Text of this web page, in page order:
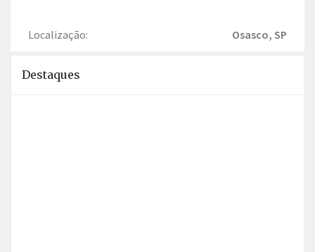
Localização: Osasco, SP
Destaques